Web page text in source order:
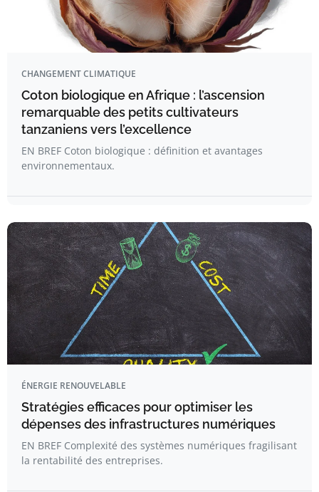
CHANGEMENT CLIMATIQUE
Coton biologique en Afrique : l’ascension
remarquable des petits cultivateurs
tanzaniens vers l’excellence
EN BREF Coton biologique : définition et avantages
environnementaux.
ÉNERGIE RENOUVELABLE
Stratégies efficaces pour optimiser les
dépenses des infrastructures numériques
EN BREF Complexité des systèmes numériques fragilisant
la rentabilité des entreprises.